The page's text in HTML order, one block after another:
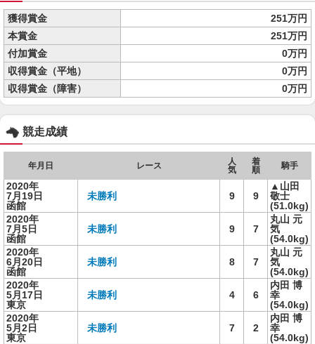
獲得賞金
251万円
本賞金
251万円
付加賞金
0万円
収得賞金（平地）
0万円
収得賞金（障害）
0万円
競走成績
年月日 レース
人
気
着
順
騎手
2020年
7月19日
函館
未勝利 9 9
▲山田
敬士
(51.0kg)
2020年
7月5日
函館
未勝利 9 7
丸山 元
気
(54.0kg)
2020年
6月20日
函館
未勝利 8 7
丸山 元
気
(54.0kg)
2020年
5月17日
東京
未勝利 4 6
内田 博
幸
(54.0kg)
2020年
5月2日
東京
未勝利 7 2
内田 博
幸
(54.0kg)